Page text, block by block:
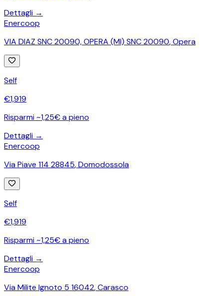
Dettagli →
Enercoop
VIA DIAZ SNC 20090, OPERA (MI) SNC 20090,Opera
Self
€1,919
Risparmi ~1,25€ a pieno
Dettagli →
Enercoop
Via Piave 114 28845,Domodossola
Self
€1,919
Risparmi ~1,25€ a pieno
Dettagli →
Enercoop
Via Milite Ignoto 5 16042,Carasco